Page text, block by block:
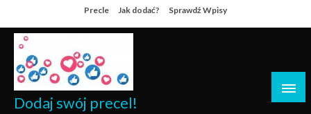
to
content
Precle Jak dodać? Sprawdź Wpisy
Dodaj swój precel!